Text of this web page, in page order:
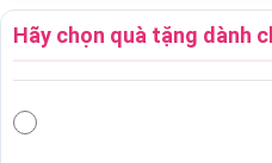
Hãy chọn quà tặng dành